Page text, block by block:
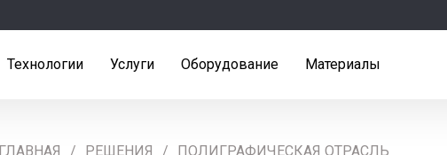
Технологии Услуги Оборудование Материалы
ГЛАВНАЯ РЕШЕНИЯ ПОЛИГРАФИЧЕСКАЯ ОТРАСЛЬ